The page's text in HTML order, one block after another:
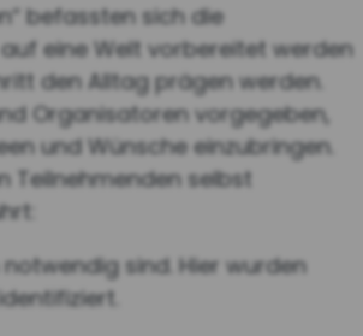
befassten sich die
eine Welt vorbereitet werden
den Alltag prägen werden.
Organisatoren vorgegeben,
und Wünsche einzubringen.
Teilnehmenden selbst
sind. Hier wurden